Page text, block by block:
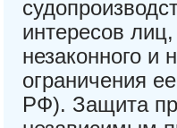
интересов
незаконного и
ограничения
РФ). Защита